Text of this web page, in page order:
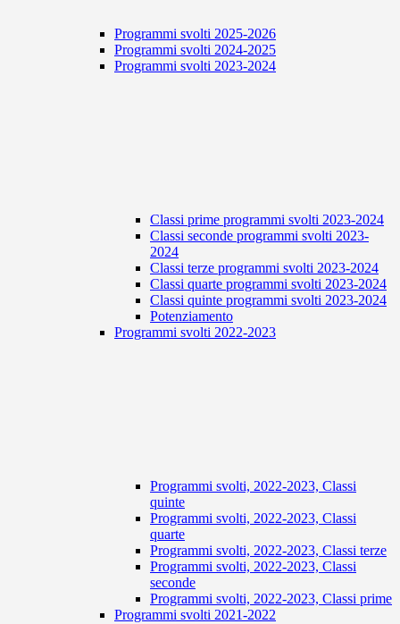
Programmi svolti 2025-2026
Programmi svolti 2024-2025
Programmi svolti 2023-2024
Classi prime programmi svolti 2023-2024
Classi seconde programmi svolti 2023-
2024
Classi terze programmi svolti 2023-2024
Classi quarte programmi svolti 2023-2024
Classi quinte programmi svolti 2023-2024
Potenziamento
Programmi svolti 2022-2023
Programmi svolti, 2022-2023, Classi
quinte
Programmi svolti, 2022-2023, Classi
quarte
Programmi svolti, 2022-2023, Classi terze
Programmi svolti, 2022-2023, Classi
seconde
Programmi svolti, 2022-2023, Classi prime
Programmi svolti 2021-2022